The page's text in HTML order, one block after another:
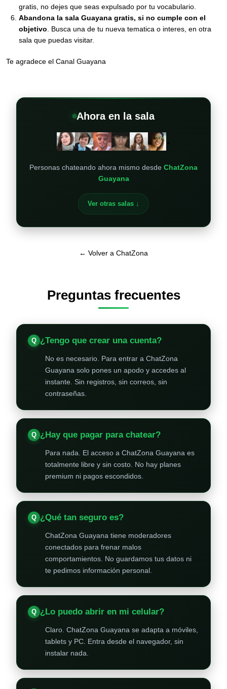
gratis, no dejes que seas expulsado por tu vocabulario.
Abandona la sala Guayana gratis, si no cumple con el
objetivo . Busca una de tu nueva tematica o interes, en otra
sala que puedas visitar.
Te agradece el Canal Guayana
Ahora en la sala
Personas chateando ahora mismo desde ChatZona
Guayana
Ver otras salas ↓
← Volver a ChatZona
Preguntas frecuentes
¿Tengo que crear una cuenta?
No es necesario. Para entrar a ChatZona
Guayana solo pones un apodo y accedes al
instante. Sin registros, sin correos, sin
contraseñas.
¿Hay que pagar para chatear?
Para nada. El acceso a ChatZona Guayana es
totalmente libre y sin costo. No hay planes
premium ni pagos escondidos.
¿Qué tan seguro es?
ChatZona Guayana tiene moderadores
conectados para frenar malos
comportamientos. No guardamos tus datos ni
te pedimos información personal.
¿Lo puedo abrir en mi celular?
Claro. ChatZona Guayana se adapta a móviles,
tablets y PC. Entra desde el navegador, sin
instalar nada.